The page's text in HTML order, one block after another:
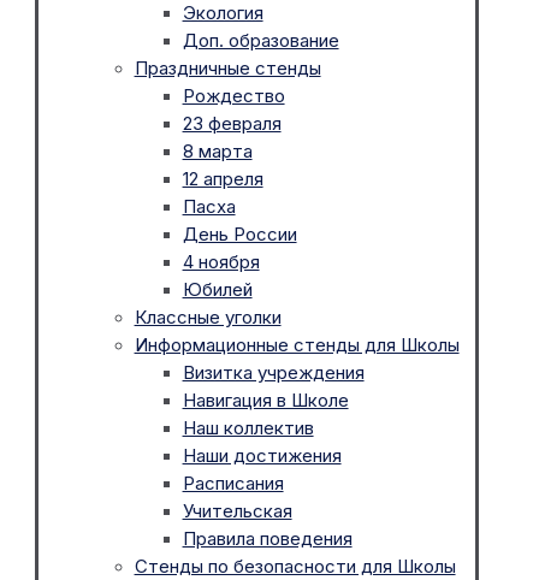
Экология
Доп. образование
Праздничные стенды
Рождество
23 февраля
8 марта
12 апреля
Пасха
День России
4 ноября
Юбилей
Классные уголки
Информационные стенды для Школы
Визитка учреждения
Навигация в Школе
Наш коллектив
Наши достижения
Расписания
Учительская
Правила поведения
Стенды по безопасности для Школы